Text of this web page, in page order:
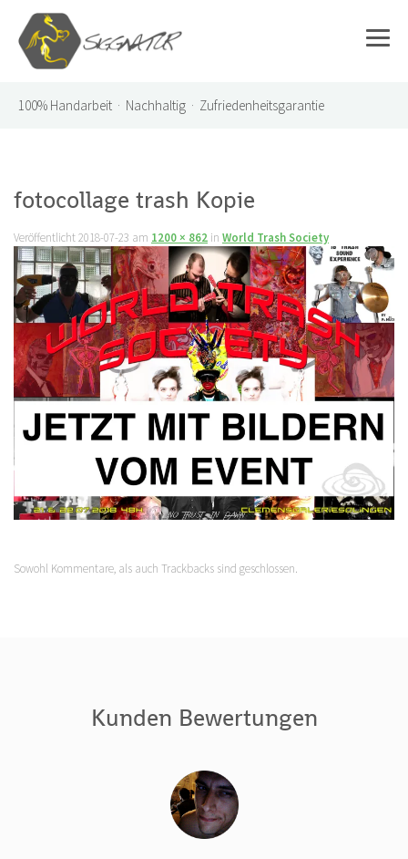
100% Handarbeit · Nachhaltig · Zufriedenheitsgarantie
fotocollage trash Kopie
Veröffentlicht2018-07-23 am 1200 × 862 in World Trash Society
Sowohl Kommentare, als auch Trackbacks sind geschlossen.
Kunden Bewertungen